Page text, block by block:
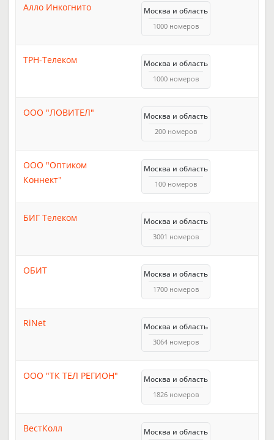
Алло Инкогнито Москва и область
1000 номеров
ТРН-Телеком Москва и область
1000 номеров
ООО "ЛОВИТЕЛ" Москва и область
200 номеров
ООО "Оптиком
Коннект"
Москва и область
100 номеров
БИГ Телеком Москва и область
3001 номеров
ОБИТ Москва и область
1700 номеров
RiNet Москва и область
3064 номеров
ООО "ТК ТЕЛ РЕГИОН" Москва и область
1826 номеров
ВестКолл Москва и область